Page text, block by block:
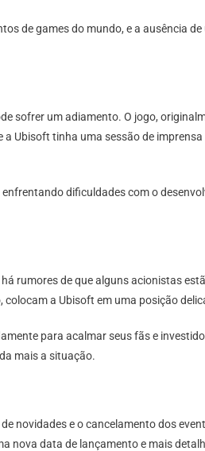
de games do mundo, e a ausência
sofrer um adiamento. O jogo,
Ubisoft tinha uma sessão de
dificuldades com o
rumores de que alguns acionistas
a Ubisoft em uma posição
para acalmar seus fãs e
mais a situação.
novidades e o cancelamento dos
nova data de lançamento e mais